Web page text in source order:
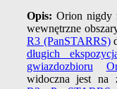
Opis: Orion nigdy
wewnętrzne
R3 (PanSTARRS)
długich
gwiazdozbioru
widoczna jest